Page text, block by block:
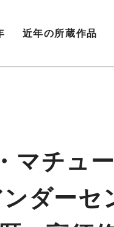
近年の所蔵作品
マチュ
ンダー